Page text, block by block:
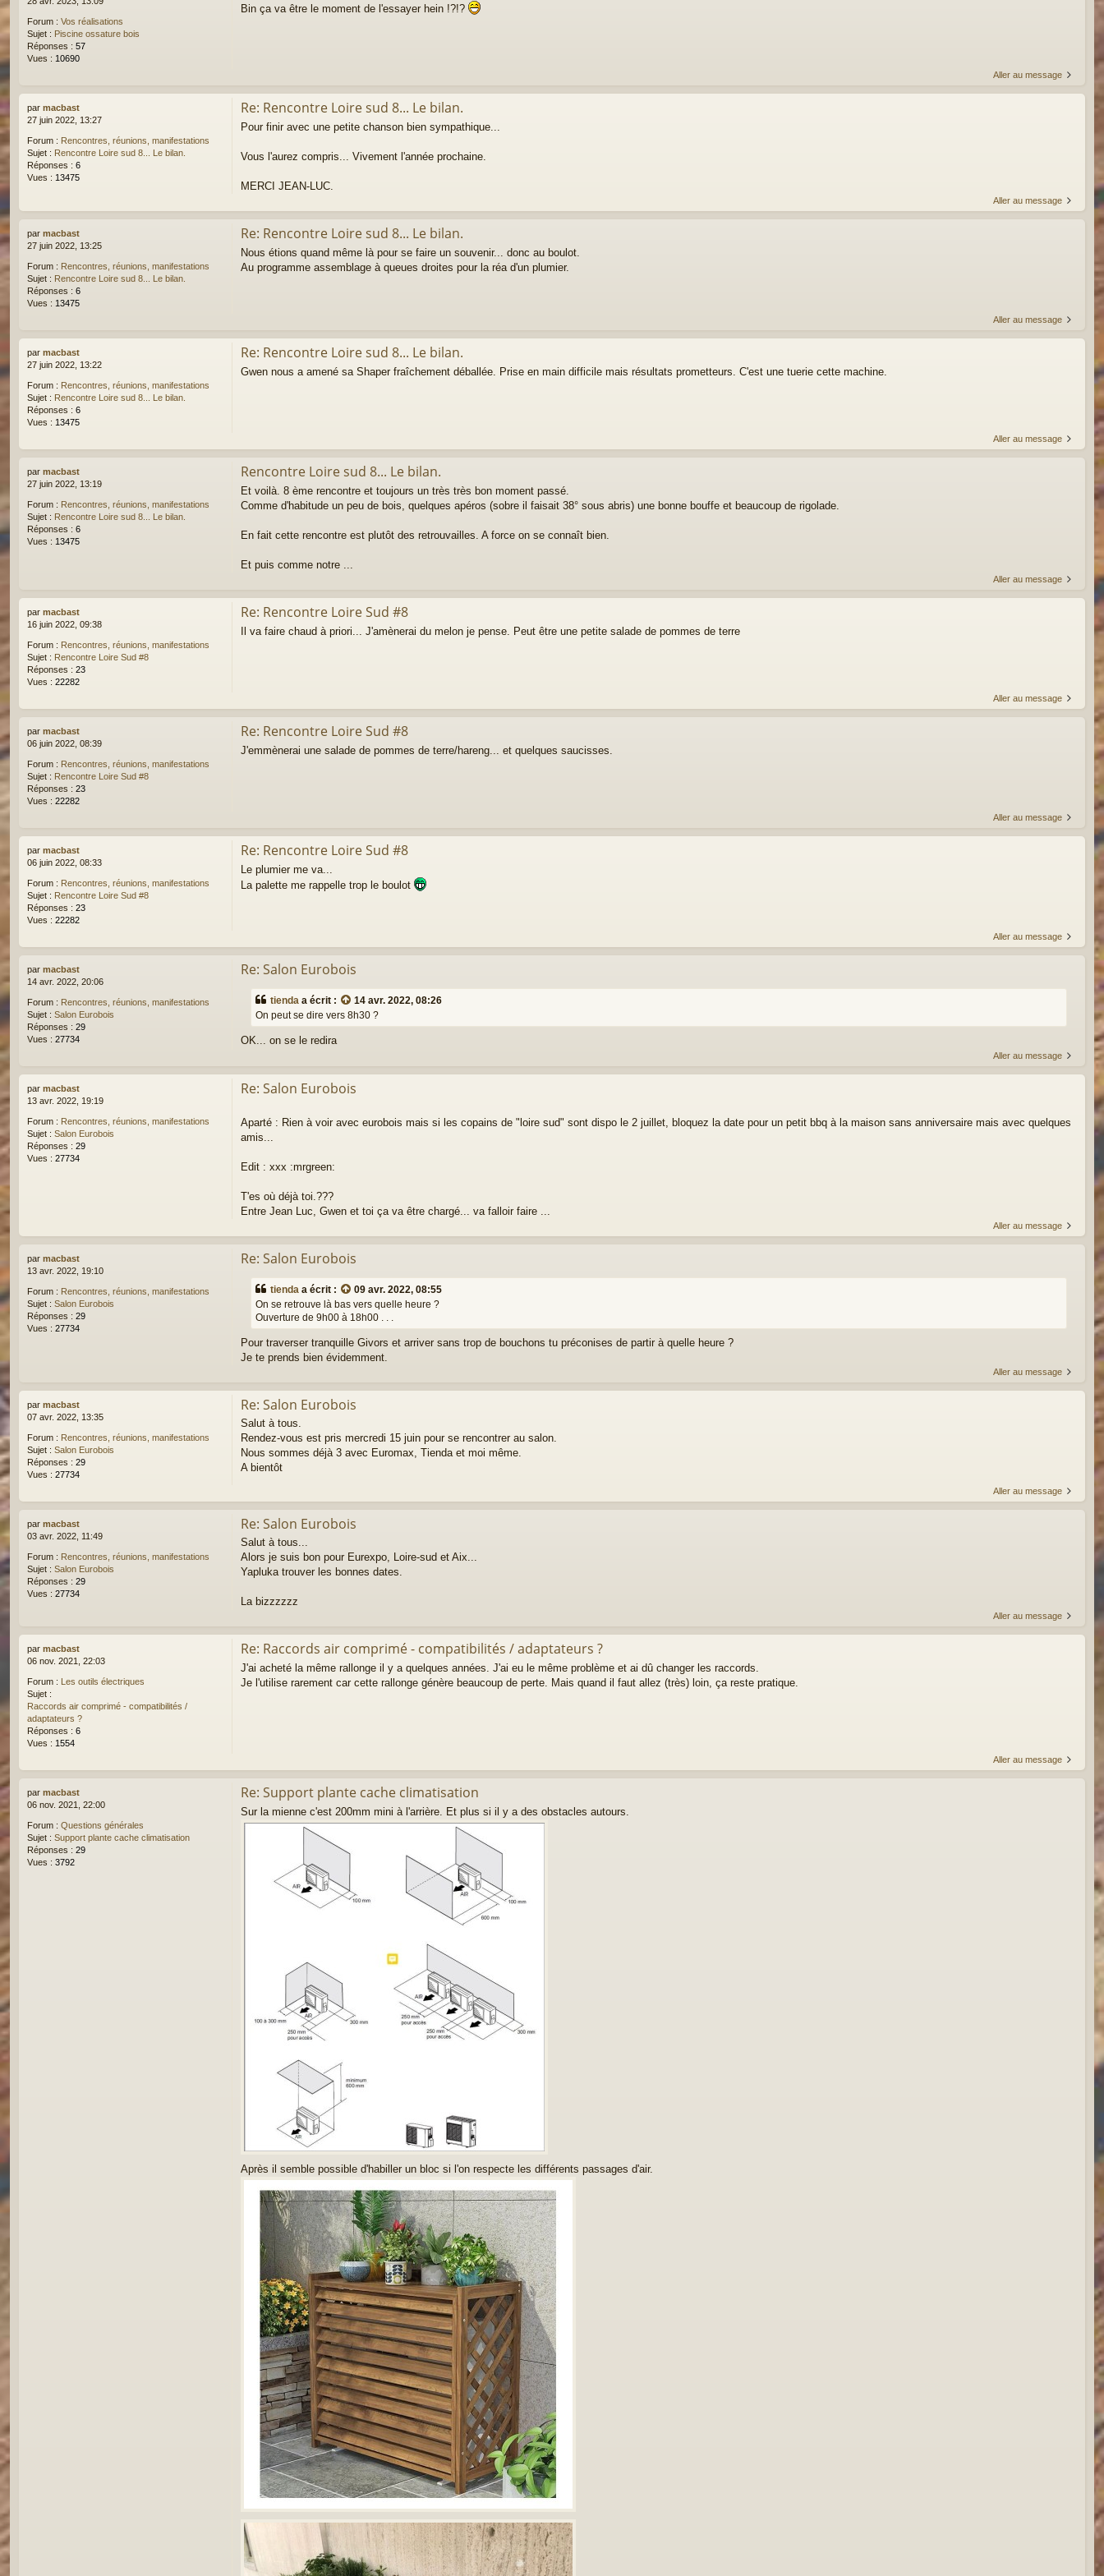
Forum : Vos réalisations
Sujet : Piscine ossature bois
Réponses : 57
Vues : 10690
Bin ça va être le moment de l'essayer hein !?!?
Aller au message
par macbast
27 juin 2022, 13:27
Forum : Rencontres, réunions, manifestations
Sujet : Rencontre Loire sud 8... Le bilan.
Réponses : 6
Vues : 13475
Re: Rencontre Loire sud 8... Le bilan.
Pour finir avec une petite chanson bien sympathique...
Vous l'aurez compris... Vivement l'année prochaine.
MERCI JEAN-LUC.
Aller au message
par macbast
27 juin 2022, 13:25
Forum : Rencontres, réunions, manifestations
Sujet : Rencontre Loire sud 8... Le bilan.
Réponses : 6
Vues : 13475
Re: Rencontre Loire sud 8... Le bilan.
Nous étions quand même là pour se faire un souvenir... donc au boulot.
Au programme assemblage à queues droites pour la réa d'un plumier.
Aller au message
par macbast
27 juin 2022, 13:22
Forum : Rencontres, réunions, manifestations
Sujet : Rencontre Loire sud 8... Le bilan.
Réponses : 6
Vues : 13475
Re: Rencontre Loire sud 8... Le bilan.
Gwen nous a amené sa Shaper fraîchement déballée. Prise en main difficile mais résultats prometteurs. C'est une tuerie cette machine.
Aller au message
par macbast
27 juin 2022, 13:19
Forum : Rencontres, réunions, manifestations
Sujet : Rencontre Loire sud 8... Le bilan.
Réponses : 6
Vues : 13475
Rencontre Loire sud 8... Le bilan.
Et voilà. 8 ème rencontre et toujours un très très bon moment passé.
Comme d'habitude un peu de bois, quelques apéros (sobre il faisait 38° sous abris) une bonne bouffe et beaucoup de rigolade.
En fait cette rencontre est plutôt des retrouvailles. A force on se connaît bien.
Et puis comme notre ...
Aller au message
par macbast
16 juin 2022, 09:38
Forum : Rencontres, réunions, manifestations
Sujet : Rencontre Loire Sud #8
Réponses : 23
Vues : 22282
Re: Rencontre Loire Sud #8
Il va faire chaud à priori... J'amènerai du melon je pense. Peut être une petite salade de pommes de terre
Aller au message
par macbast
06 juin 2022, 08:39
Forum : Rencontres, réunions, manifestations
Sujet : Rencontre Loire Sud #8
Réponses : 23
Vues : 22282
Re: Rencontre Loire Sud #8
J'emmènerai une salade de pommes de terre/hareng... et quelques saucisses.
Aller au message
par macbast
06 juin 2022, 08:33
Forum : Rencontres, réunions, manifestations
Sujet : Rencontre Loire Sud #8
Réponses : 23
Vues : 22282
Re: Rencontre Loire Sud #8
Le plumier me va...
La palette me rappelle trop le boulot
Aller au message
par macbast
14 avr. 2022, 20:06
Forum : Rencontres, réunions, manifestations
Sujet : Salon Eurobois
Réponses : 29
Vues : 27734
Re: Salon Eurobois
tienda a écrit :
14 avr. 2022, 08:26
On peut se dire vers 8h30 ?
OK... on se le redira
Aller au message
par macbast
13 avr. 2022, 19:19
Forum : Rencontres, réunions, manifestations
Sujet : Salon Eurobois
Réponses : 29
Vues : 27734
Re: Salon Eurobois
Aparté : Rien à voir avec eurobois mais si les copains de "loire sud" sont dispo le 2 juillet, bloquez la date pour un petit bbq à la maison sans anniversaire mais avec quelques
amis...
Edit : xxx :mrgreen:
T'es où déjà toi.???
Entre Jean Luc, Gwen et toi ça va être chargé... va falloir faire ...
Aller au message
par macbast
13 avr. 2022, 19:10
Forum : Rencontres, réunions, manifestations
Sujet : Salon Eurobois
Réponses : 29
Vues : 27734
Re: Salon Eurobois
tienda a écrit :
09 avr. 2022, 08:55
On se retrouve là bas vers quelle heure ?
Ouverture de 9h00 à 18h00 . . .
Pour traverser tranquille Givors et arriver sans trop de bouchons tu préconises de partir à quelle heure ?
Je te prends bien évidemment.
Aller au message
par macbast
07 avr. 2022, 13:35
Forum : Rencontres, réunions, manifestations
Sujet : Salon Eurobois
Réponses : 29
Vues : 27734
Re: Salon Eurobois
Salut à tous.
Rendez-vous est pris mercredi 15 juin pour se rencontrer au salon.
Nous sommes déjà 3 avec Euromax, Tienda et moi même.
A bientôt
Aller au message
par macbast
03 avr. 2022, 11:49
Forum : Rencontres, réunions, manifestations
Sujet : Salon Eurobois
Réponses : 29
Vues : 27734
Re: Salon Eurobois
Salut à tous...
Alors je suis bon pour Eurexpo, Loire-sud et Aix...
Yapluka trouver les bonnes dates.
La bizzzzzz
Aller au message
par macbast
06 nov. 2021, 22:03
Forum : Les outils électriques
Sujet :
Raccords air comprimé - compatibilités /
adaptateurs ?
Réponses : 6
Vues : 1554
Re: Raccords air comprimé - compatibilités / adaptateurs ?
J'ai acheté la même rallonge il y a quelques années. J'ai eu le même problème et ai dû changer les raccords.
Je l'utilise rarement car cette rallonge génère beaucoup de perte. Mais quand il faut allez (très) loin, ça reste pratique.
Aller au message
par macbast
06 nov. 2021, 22:00
Forum : Questions générales
Sujet : Support plante cache climatisation
Réponses : 29
Vues : 3792
Re: Support plante cache climatisation
Sur la mienne c'est 200mm mini à l'arrière. Et plus si il y a des obstacles autours.
Après il semble possible d'habiller un bloc si l'on respecte les différents passages d'air.